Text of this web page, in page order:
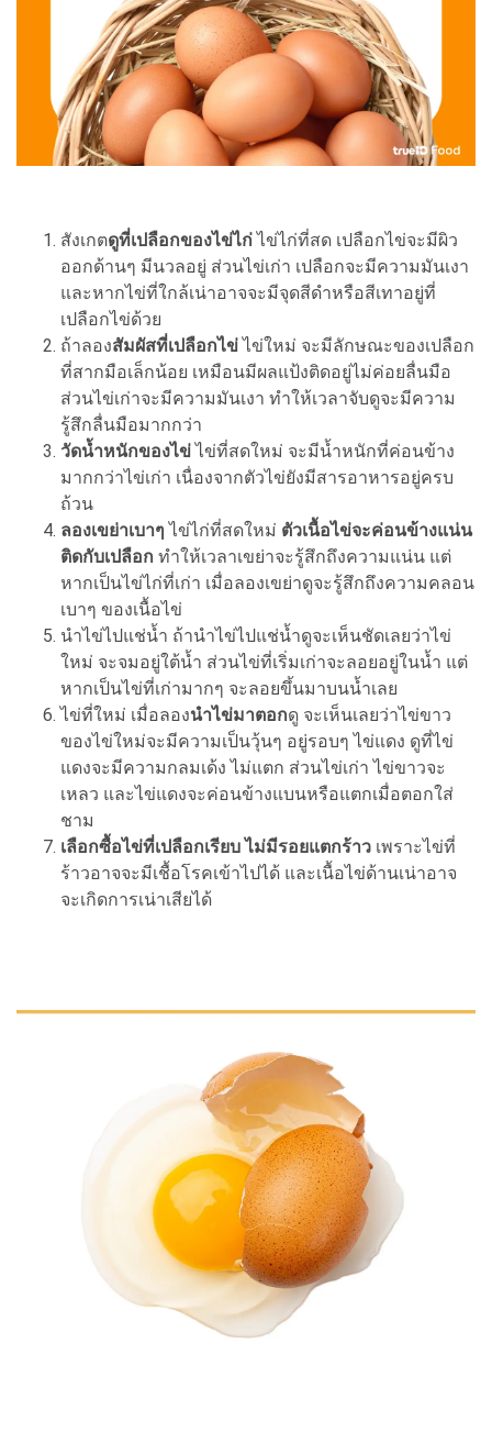
สังเกตดูที่เปลือกของไข่ไก่ไข่ไก่ที่สด เปลือกไข่จะมีผิว
ออกด้านๆ มีนวลอยู่ ส่วนไข่เก่า เปลือกจะมีความมันเงา
และหากไข่ที่ใกล้เน่าอาจจะมีจุดสีดำหรือสีเทาอยู่ที่
เปลือกไข่ด้วย
ถ้าลองสัมผัสที่เปลือกไข่ไข่ใหม่ จะมีลักษณะของเปลือก
ที่สากมือเล็กน้อย เหมือนมีผลแป้งติดอยู่ไม่ค่อยลื่นมือ
ส่วนไข่เก่าจะมีความมันเงา ทำให้เวลาจับดูจะมีความ
รู้สึกลื่นมือมากกว่า
วัดน้ำหนักของไข่ไข่ที่สดใหม่ จะมีน้ำหนักที่ค่อนข้าง
มากกว่าไข่เก่า เนื่องจากตัวไข่ยังมีสารอาหารอยู่ครบ
ถ้วน
ลองเขย่าเบาๆ ไข่ไก่ที่สดใหม่ ตัวเนื้อไข่จะค่อนข้างแน่น
ติดกับเปลือก ทำให้เวลาเขย่าจะรู้สึกถึงความแน่น แต่
หากเป็นไข่ไก่ที่เก่า เมื่อลองเขย่าดูจะรู้สึกถึงความคลอน
เบาๆ ของเนื้อไข่
นำไข่ไปแช่น้ำ ถ้านำไข่ไปแช่น้ำดูจะเห็นชัดเลยว่าไข่
ใหม่ จะจมอยู่ใต้น้ำ ส่วนไข่ที่เริ่มเก่าจะลอยอยู่ในน้ำ แต่
หากเป็นไข่ที่เก่ามากๆ จะลอยขึ้นมาบนน้ำเลย
ไข่ที่ใหม่ เมื่อลองนำไข่มาตอกดู จะเห็นเลยว่าไข่ขาว
ของไข่ใหม่จะมีความเป็นวุ้นๆ อยู่รอบๆ ไข่แดง ดูที่ไข่
แดงจะมีความกลมเด้ง ไม่แตก ส่วนไข่เก่า ไข่ขาวจะ
เหลว และไข่แดงจะค่อนข้างแบนหรือแตกเมื่อตอกใส่
ชาม
เลือกซื้อไข่ที่เปลือกเรียบ ไม่มีรอยแตกร้าว เพราะไข่ที่
ร้าวอาจจะมีเชื้อโรคเข้าไปได้ และเนื้อไข่ด้านเน่าอาจ
จะเกิดการเน่าเสียได้